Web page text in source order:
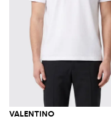
VALENTINO